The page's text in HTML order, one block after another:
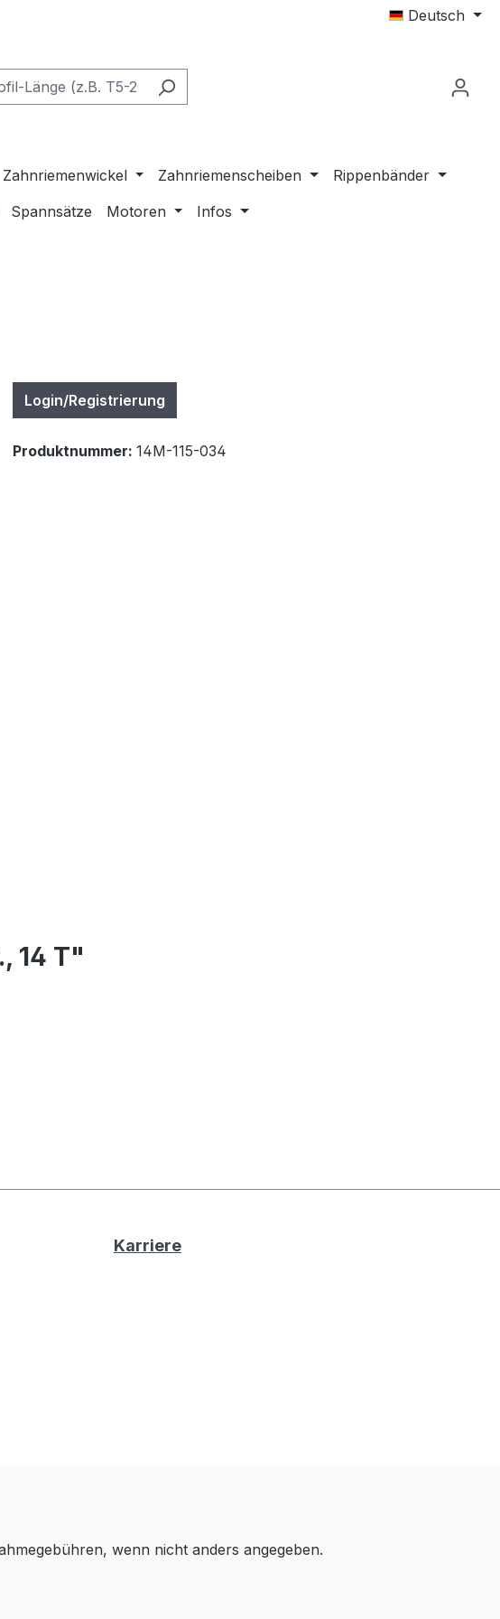
Deutsch
Zahnriemenwickel Zahnriemenscheiben
Rippenbänder
Spannsätze Motoren Infos
Login/Registrierung
Produktnummer: 14M-115-034
14 T"
Karriere
wenn nicht anders angegeben.